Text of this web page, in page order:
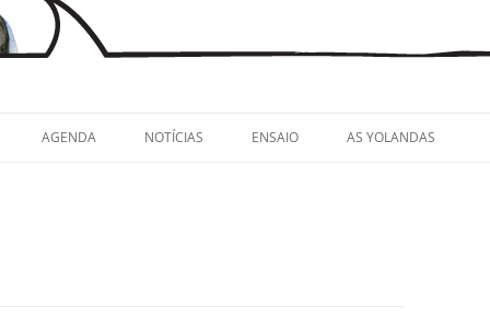
AGENDA NOTÍCIAS ENSAIO AS YOLANDAS